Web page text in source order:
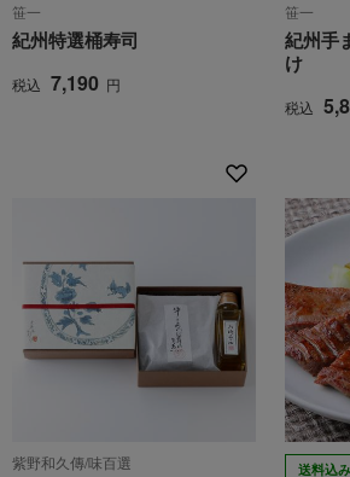
笹一
紀州特選桶寿司
税込 7,190 円
笹一
紀州手
け
税込
紫野和久傳/味百選 送料込み